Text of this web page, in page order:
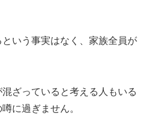
いう事実はなく、家族全員が
ざっていると考える人もいる
に過ぎません。